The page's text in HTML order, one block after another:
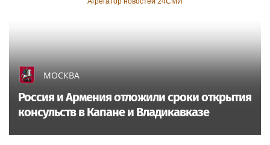
МОСКВА
Россия и Армения отложили сроки открытия
консульств в Капане и Владикавказе